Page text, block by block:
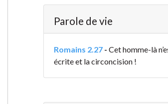
Parole de vie
Romains 2.27- Cet homme-là
écrite et la circoncision !